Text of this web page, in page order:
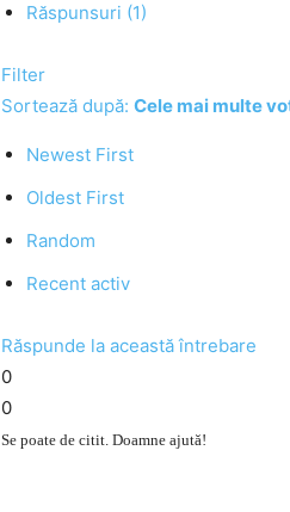
Răspunsuri (1)
Filter
Sortează după: Cele mai multe
Newest First
Oldest First
Random
Recent activ
Răspunde la această întrebare
0
0
Se poate de citit. Doamne ajută!